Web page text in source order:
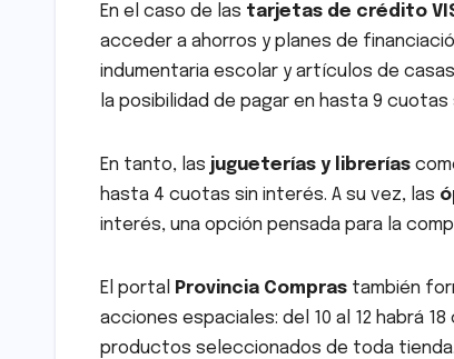
En el caso de las tarjetas de crédito
acceder a ahorros y planes de
indumentaria escolar y artículos de
la posibilidad de pagar en hasta 9 cuotas
En tanto, las jugueterías y librerías
hasta 4 cuotas sin interés. A su vez, las
interés, una opción pensada para la
El portal Provincia Compras también
acciones espaciales: del 10 al 12 habrá
productos seleccionados de toda